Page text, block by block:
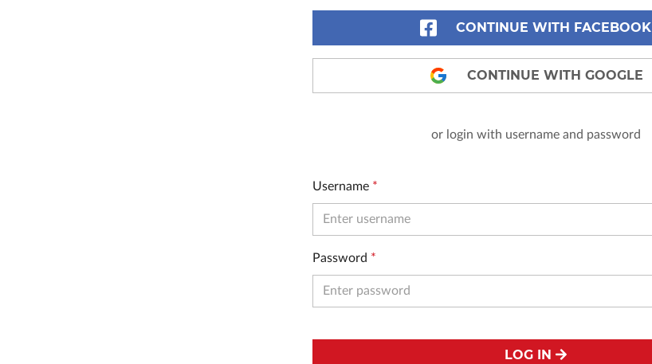
CONTINUE WITH FACEBOOK
CONTINUE WITH GOOGLE
or login with username and password
Username *
Password *
LOG IN